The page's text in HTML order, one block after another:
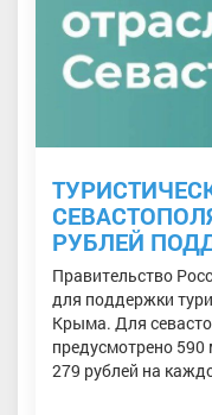
РУБЛЕЙ
Правительство
для поддержки
Крыма. Для
предусмотрено 590
279 рублей на